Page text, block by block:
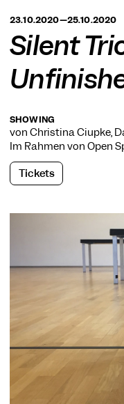
BERLIN
23.10.2020—25.10.2020
Silent
SHOWING
von Christina Ciupke,
Im Rahmen von Open
Tickets
COOKIE-